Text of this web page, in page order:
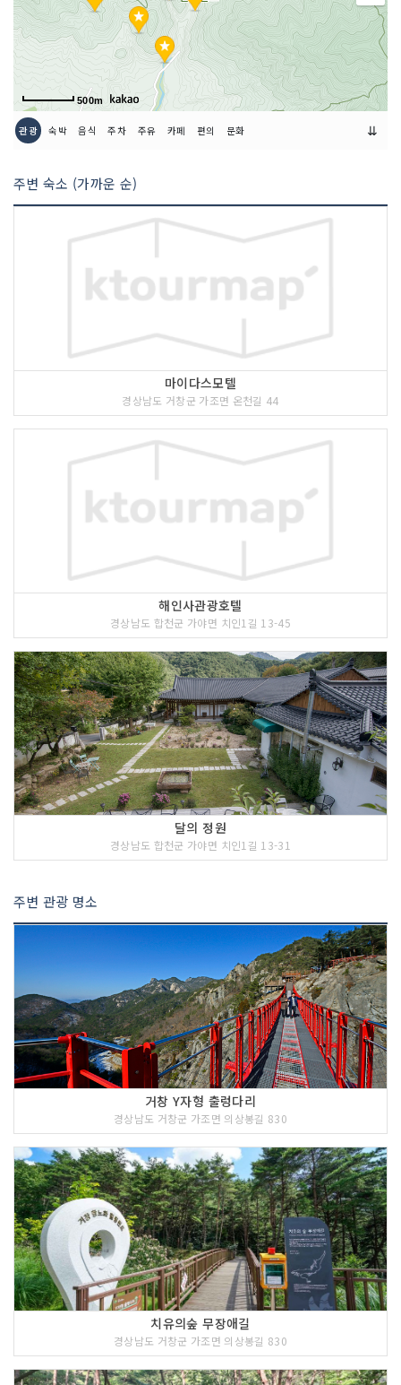
500m
관광 숙박 음식 주차 주유 카페 편의 문화 ⇊
주변 숙소 (가까운 순)
마이다스모텔
경상남도 거창군 가조면 온천길 44
해인사관광호텔
경상남도 합천군 가야면 치인1길 13-45
달의 정원
경상남도 합천군 가야면 치인1길 13-31
주변 관광 명소
거창 Y자형 출렁다리
경상남도 거창군 가조면 의상봉길 830
치유의숲 무장애길
경상남도 거창군 가조면 의상봉길 830